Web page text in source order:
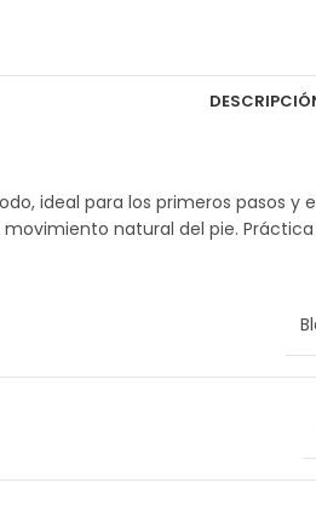
ideal para los primeros pasos
natural del pie.